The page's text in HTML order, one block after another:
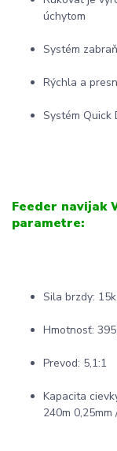
úchytom
Systém
Rýchla a
Systém Quick
Feeder navijak
parametre:
Sila brzdy:
Hmotnosť:
Prevod: 5,1:1
Kapacita
240m 0,25mm